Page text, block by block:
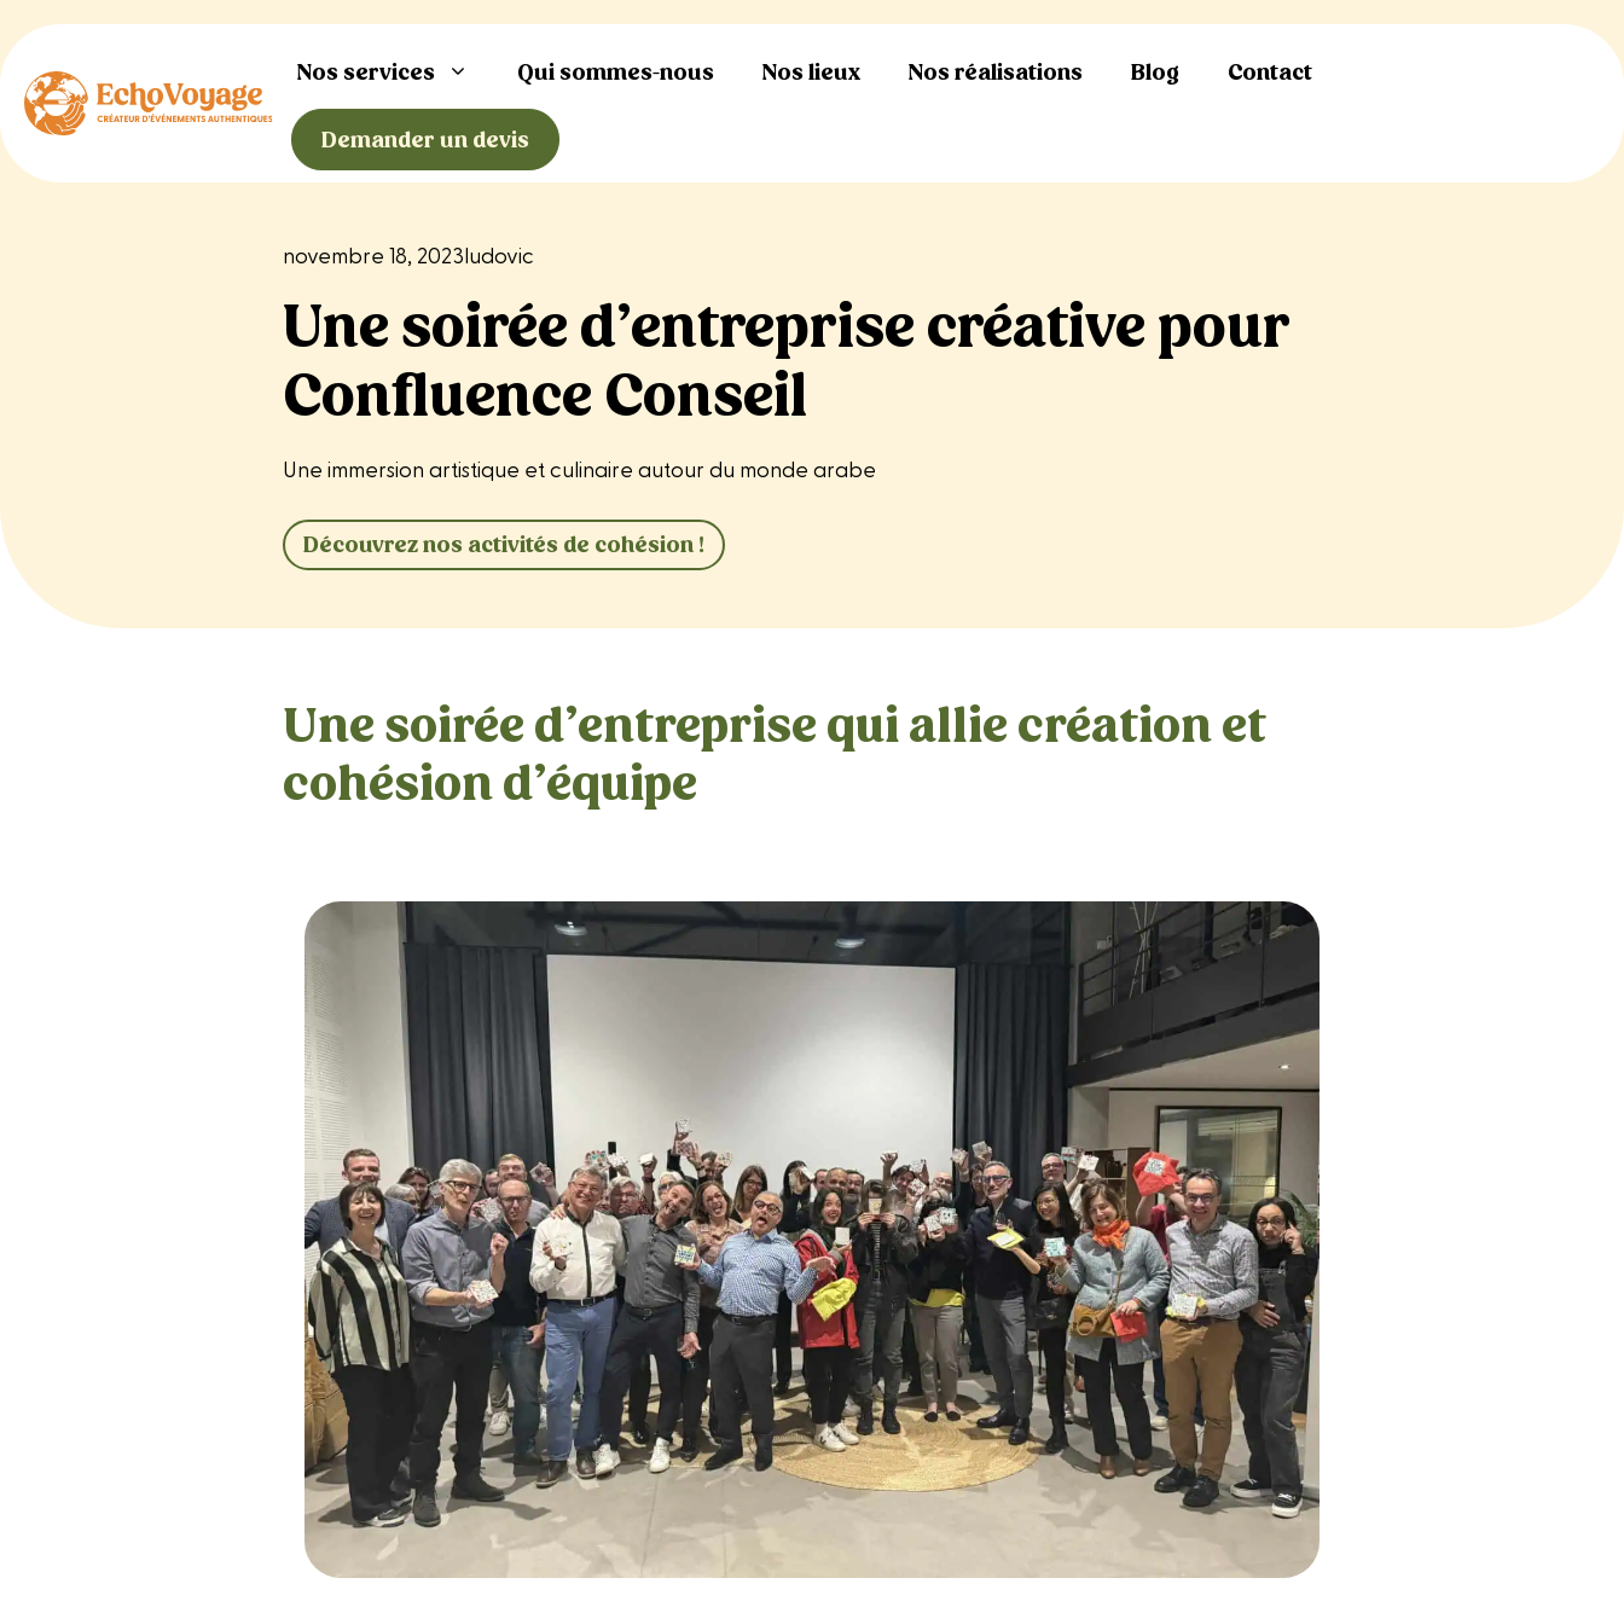
au
contenu
Nos services Qui sommes-nous Nos lieux Nos réalisations Blog Contact
Demander un devis
novembre 18, 2023ludovic
Une soirée d’entreprise créative pour
Confluence Conseil
Une immersion artistique et culinaire autour du monde arabe
Découvrez nos activités de cohésion !
Une soirée d’entreprise qui allie création et
cohésion d’équipe